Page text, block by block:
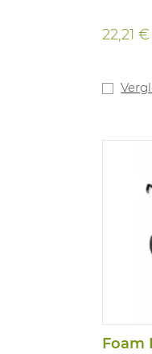
22,21 €
Foam